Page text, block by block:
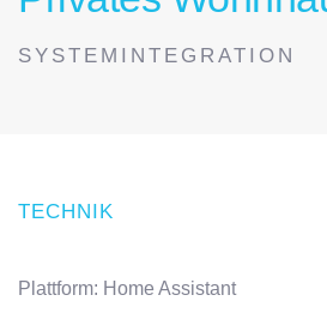
SYSTEMINTEGRATION
TECHNIK
Plattform: Home Assistant